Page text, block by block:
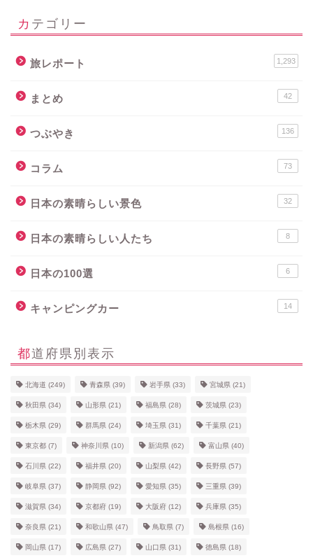
カテゴリー
旅レポート 1,293
まとめ 42
つぶやき 136
コラム 73
日本の素晴らしい景色 32
日本の素晴らしい人たち 8
日本の100選 6
キャンピングカー 14
都道府県別表示
北海道 (249) 青森県 (39) 岩手県 (33) 宮城県 (21)
秋田県 (34) 山形県 (21) 福島県 (28) 茨城県 (23)
栃木県 (29) 群馬県 (24) 埼玉県 (31) 千葉県 (21)
東京都 (7) 神奈川県 (10) 新潟県 (62) 富山県 (40)
石川県 (22) 福井県 (20) 山梨県 (42) 長野県 (57)
岐阜県 (37) 静岡県 (92) 愛知県 (35) 三重県 (39)
滋賀県 (34) 京都府 (19) 大阪府 (12) 兵庫県 (35)
奈良県 (21) 和歌山県 (47) 鳥取県 (7) 島根県 (16)
岡山県 (17) 広島県 (27) 山口県 (31) 徳島県 (18)